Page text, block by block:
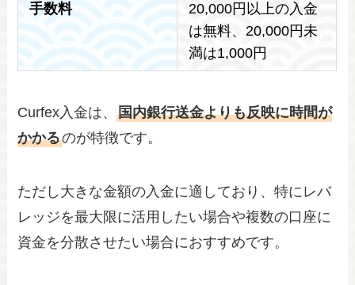
手数料
20,000円以上の入金
は無料、20,000円未
満は1,000円
Curfex入金は、国内銀行送金よりも反映に時間が
かかるのが特徴です。
ただし大きな金額の入金に適しており、特にレバ
レッジを最大限に活用したい場合や複数の口座に
資金を分散させたい場合におすすめです。